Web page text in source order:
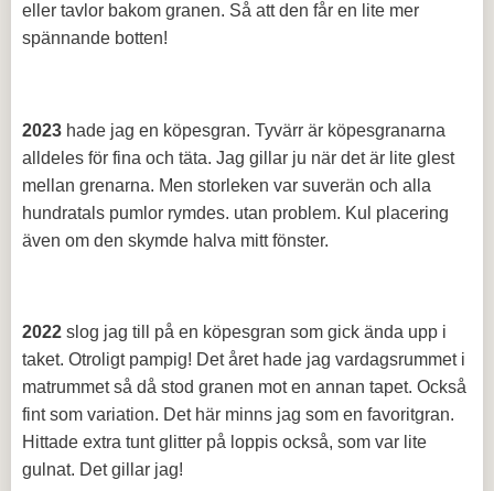
eller tavlor bakom granen. Så att den får en lite mer
spännande botten!
2023 hade jag en köpesgran. Tyvärr är köpesgranarna
alldeles för fina och täta. Jag gillar ju när det är lite glest
mellan grenarna. Men storleken var suverän och alla
hundratals pumlor rymdes. utan problem. Kul placering
även om den skymde halva mitt fönster.
2022 slog jag till på en köpesgran som gick ända upp i
taket. Otroligt pampig! Det året hade jag vardagsrummet i
matrummet så då stod granen mot en annan tapet. Också
fint som variation. Det här minns jag som en favoritgran.
Hittade extra tunt glitter på loppis också, som var lite
gulnat. Det gillar jag!